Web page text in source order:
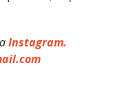
Instagram.